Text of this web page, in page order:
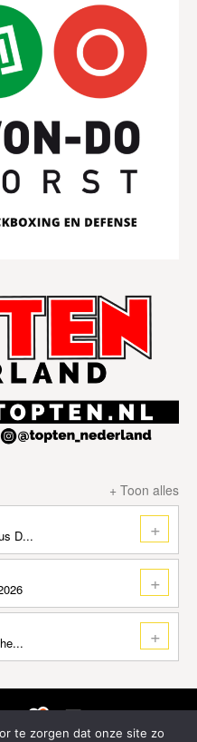
+ Toon alles
D...
+
+
+
te zorgen dat onze site zo